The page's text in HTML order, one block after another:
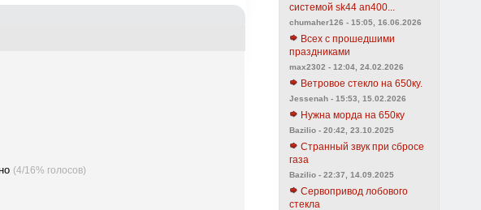
(4/16% голосов)
системой sk44 an400...
chumaher126 - 15:05, 16.06.2026
Всех с прошедшими
праздниками
max2302 - 12:04, 24.02.2026
Ветровое стекло на 650ку.
Jessenah - 15:53, 15.02.2026
Нужна морда на 650ку
Bazilio - 20:42, 23.10.2025
Странный звук при сбросе
газа
Bazilio - 22:37, 14.09.2025
Сервопривод лобового
стекла